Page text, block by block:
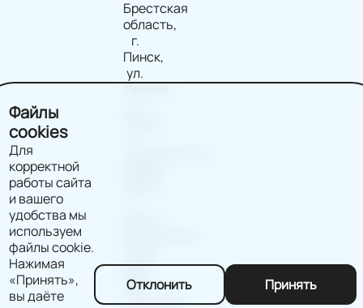
Файлы
cookies
Для
корректной
работы сайта
и вашего
удобства мы
используем
файлы cookie.
Нажимая
«Принять»,
вы даёте
Отклонить Принять
Брестская
область,
г.
Пинск,
ул.
Ленина,
офис
202
(почтовый